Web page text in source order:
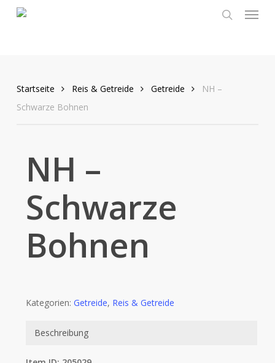
Menu
Startseite Reis & Getreide Getreide
NH –
Schwarze Bohnen
NH –
Schwarze
Bohnen
Kategorien: Getreide, Reis & Getreide
Beschreibung